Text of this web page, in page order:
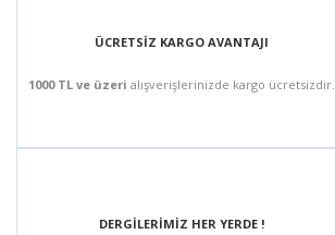
ÜCRETSİZ KARGO AVANTAJI
1000 TL ve üzeri alışverişlerinizde kargo ücretsizdir.
DERGİLERİMİZ HER YERDE !